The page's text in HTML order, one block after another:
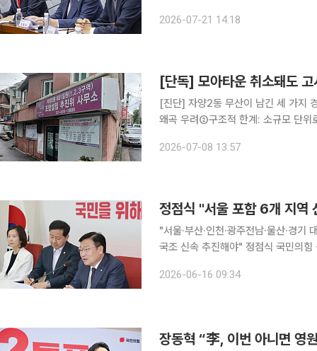
했다. 정점식 국민의힘 원내대표
2026-07-21 14:18
[단독] 모아타운 취소돼도
[진단] 자양2동 무산이 남긴 세 가지
왜곡 우려②구조적 한계: 소규모 단
모아타운 전 구역 해제는 서울시가 조
2026-07-08 13:57
정점식 "서울 포함 6개 지역
"서울·부산·인천·광주전남·울산·경
국조 신속 추진해야" 정점식 국민의힘 원내대표는 16일 6·3 지방선거 투표용지 부족 사태와 관련해
원내대표는 이날 국회에서 열린 원내
2026-06-16 09:34
장동혁 “李, 이번 아니면 영